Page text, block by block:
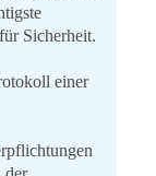
Sicherheit.
einer